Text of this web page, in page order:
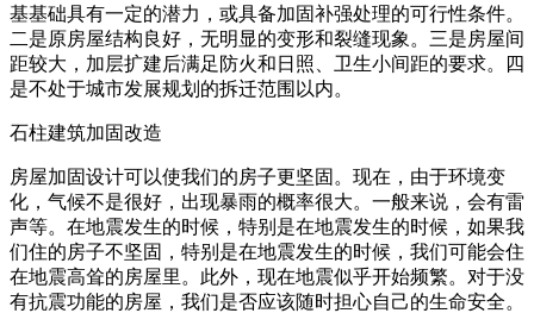
基基础具有一定的潜力，或具备加固补强处理的可行性条件。
二是原房屋结构良好，无明显的变形和裂缝现象。三是房屋间
距较大，加层扩建后满足防火和日照、卫生小间距的要求。四
是不处于城市发展规划的拆迁范围以内。
石柱建筑加固改造
房屋加固设计可以使我们的房子更坚固。现在，由于环境变
化，气候不是很好，出现暴雨的概率很大。一般来说，会有雷
声等。在地震发生的时候，特别是在地震发生的时候，如果我
们住的房子不坚固，特别是在地震发生的时候，我们可能会住
在地震高耸的房屋里。此外，现在地震似乎开始频繁。对于没
有抗震功能的房屋，我们是否应该随时担心自己的生命安全。